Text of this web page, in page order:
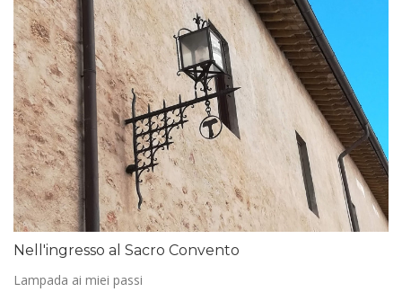
Nell'ingresso al Sacro Convento
Lampada ai miei passi